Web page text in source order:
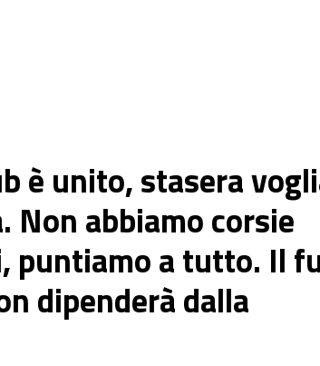
è unito, stasera
Non abbiamo corsie
puntiamo a tutto. Il
dipenderà dalla